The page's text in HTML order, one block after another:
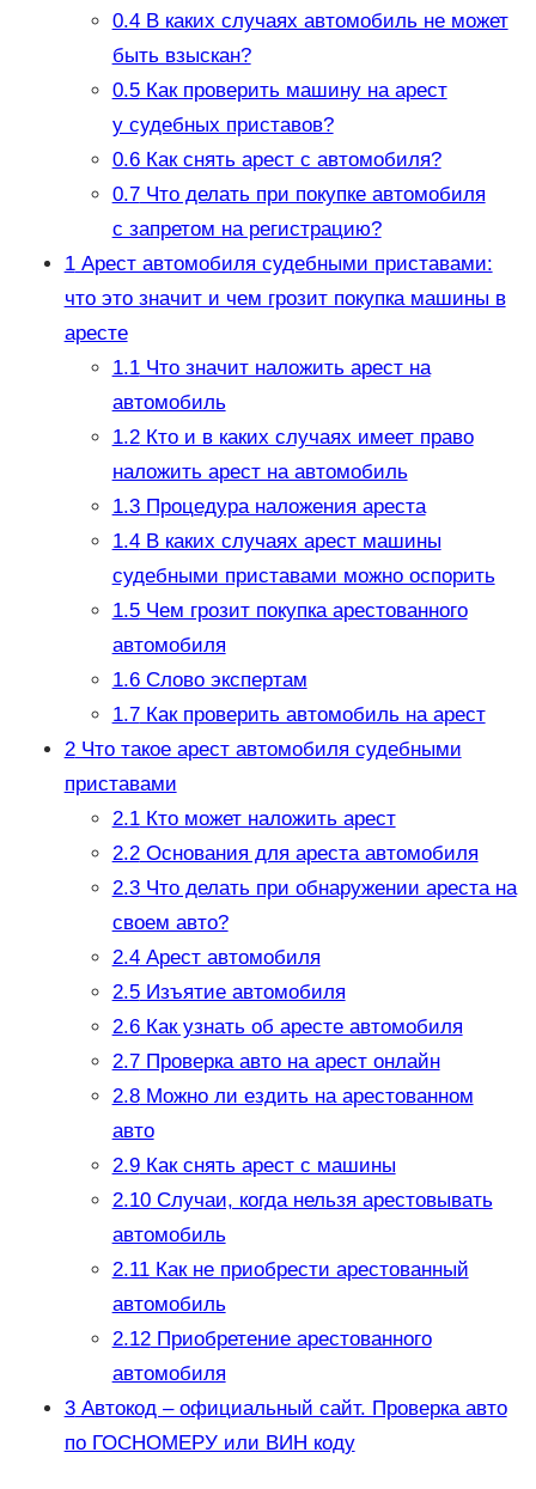
0.4В каких случаях автомобиль не может
быть взыскан?
0.5Как проверить машину на арест
у судебных приставов?
0.6Как снять арест с автомобиля?
0.7Что делать при покупке автомобиля
с запретом на регистрацию?
1Арест автомобиля судебными приставами:
что это значит и чем грозит покупка машины в
аресте
1.1Что значит наложить арест на
автомобиль
1.2Кто и в каких случаях имеет право
наложить арест на автомобиль
1.3Процедура наложения ареста
1.4В каких случаях арест машины
судебными приставами можно оспорить
1.5Чем грозит покупка арестованного
автомобиля
1.6Слово экспертам
1.7Как проверить автомобиль на арест
2Что такое арест автомобиля судебными
приставами
2.1Кто может наложить арест
2.2Основания для ареста автомобиля
2.3Что делать при обнаружении ареста на
своем авто?
2.4Арест автомобиля
2.5Изъятие автомобиля
2.6Как узнать об аресте автомобиля
2.7Проверка авто на арест онлайн
2.8Можно ли ездить на арестованном
авто
2.9Как снять арест с машины
2.10Случаи, когда нельзя арестовывать
автомобиль
2.11Как не приобрести арестованный
автомобиль
2.12Приобретение арестованного
автомобиля
3Автокод – официальный сайт. Проверка авто
по ГОСНОМЕРУ или ВИН коду